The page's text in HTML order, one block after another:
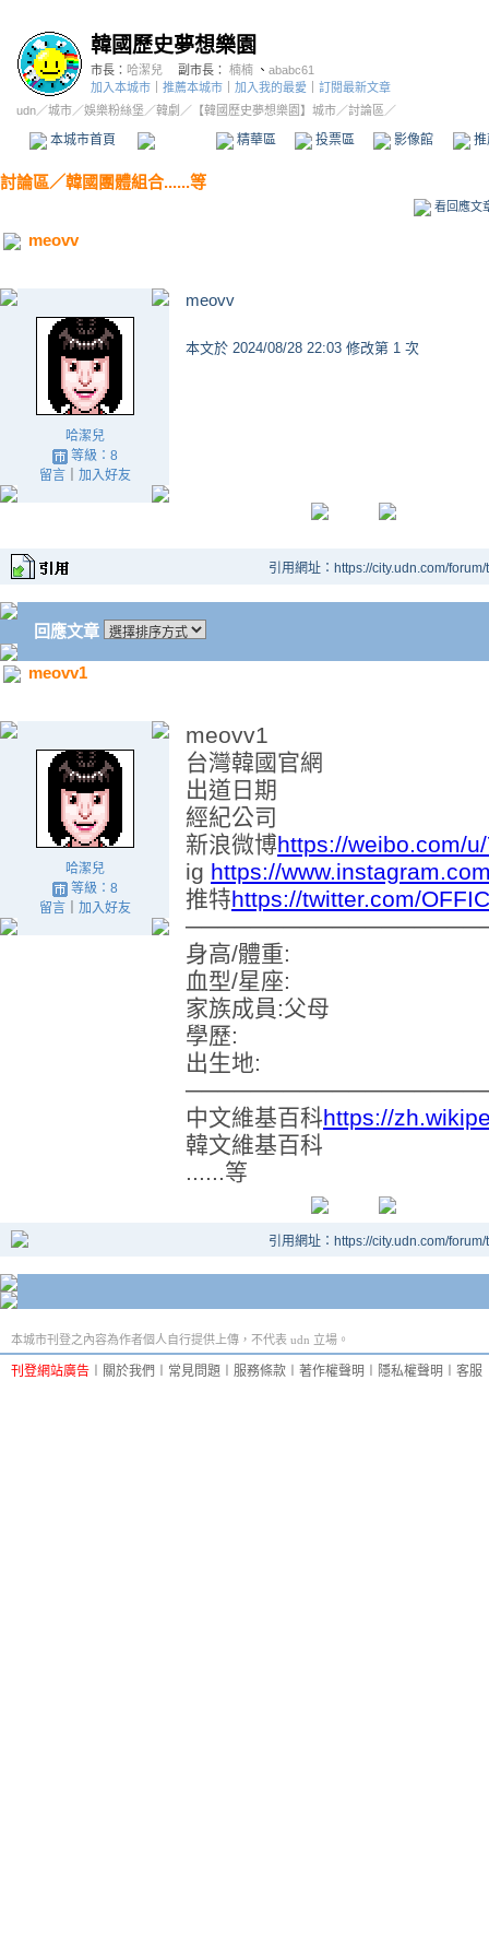
韓國歷史夢想樂園
市長： 哈潔兒 副市長： 楠楠 、 ababc61
加入本城市
推薦本城市 加入我的最愛
訂閱最新文章
udn／城市／娛樂粉絲堡 ／韓劇 ／ 【韓國歷史夢想樂園】城市／討論區／
本城市首頁 精華區 投票區 影像館
討論區／韓國團體組合......等
看回應文
meovv
哈潔兒
等級：8
留言｜ 加入好友
meovv
本文於 2024/08/28 22:03 修改第 1 次
引用網址：https://city.udn.com/
回應文章
meovv1
哈潔兒
等級：8
留言｜ 加入好友
meovv1
台灣韓國官網
出道日期
經紀公司
新浪微博https://weibo.com/
ig https://
推特https://twitter.com/
身高/體重:
血型/星座:
家族成員:父母
學歷:
出生地:
中文維基百科https://
韓文維基百科
......等
引用網址：https://city.udn.com/
本城市刊登之內容為作者個人自行提供上傳，不代表 udn 立場。
刊登網站廣告 關於我們 常見問題 服務條款 著作權聲明 隱私權聲明 客服